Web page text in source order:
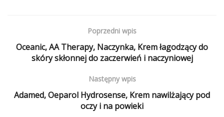
Poprzedni wpis
Oceanic, AA Therapy, Naczynka, Krem łagodzący do
skóry skłonnej do zaczerwień i naczyniowej
Następny wpis
Adamed, Oeparol Hydrosense, Krem nawilżający pod
oczy i na powieki